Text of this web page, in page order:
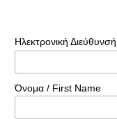
Ηλεκτρονική
Όνομα / First Name